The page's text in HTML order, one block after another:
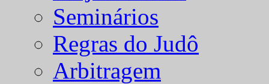
Seminários
Regras do Judô
Arbitragem